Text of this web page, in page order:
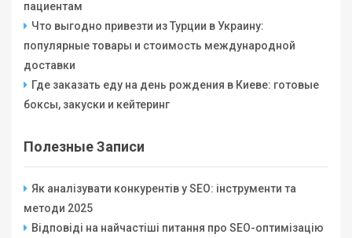
пациентам
Что выгодно привезти из Турции в Украину:
популярные товары и стоимость международной
доставки
Где заказать еду на день рождения в Киеве: готовые
боксы, закуски и кейтеринг
Полезные Записи
Як аналізувати конкурентів у SEO: інструменти та
методи 2025
Відповіді на найчастіші питання про SEO-оптимізацію